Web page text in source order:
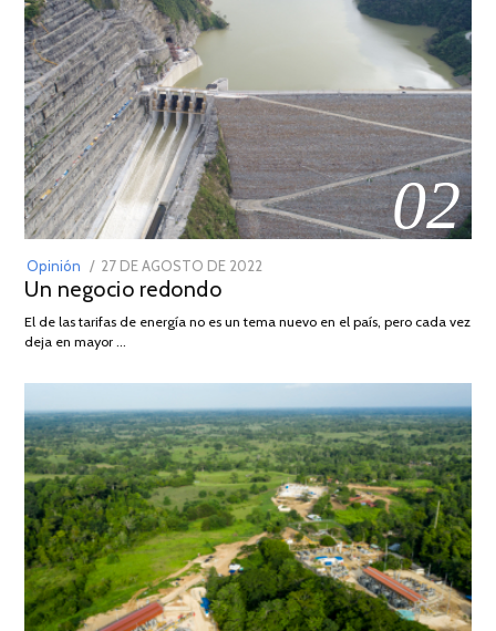
02
Opinión
POSTED
ON
27 DE AGOSTO DE 2022
DE
Un negocio redondo
El de las tarifas de energía no es un tema nuevo en el país, pero cada vez
deja en mayor …